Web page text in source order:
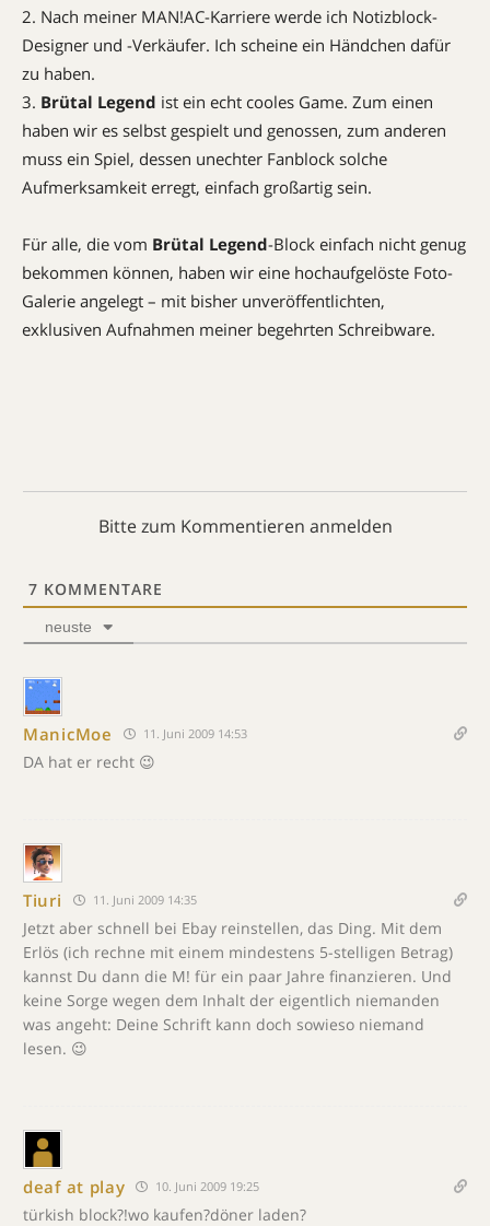
2. Nach meiner MAN!AC-Karriere werde ich Notizblock-
Designer und -Verkäufer. Ich scheine ein Händchen dafür
zu haben.
3. Brütal Legend ist ein echt cooles Game. Zum einen
haben wir es selbst gespielt und genossen, zum anderen
muss ein Spiel, dessen unechter Fanblock solche
Aufmerksamkeit erregt, einfach großartig sein.
Für alle, die vom Brütal Legend-Block einfach nicht genug
bekommen können, haben wir eine hochaufgelöste Foto-
Galerie angelegt – mit bisher unveröffentlichten,
exklusiven Aufnahmen meiner begehrten Schreibware.
Bitte zum Kommentieren anmelden
7 KOMMENTARE
neuste
ManicMoe 11. Juni 2009 14:53
DA hat er recht 😉
Tiuri 11. Juni 2009 14:35
Jetzt aber schnell bei Ebay reinstellen, das Ding. Mit dem
Erlös (ich rechne mit einem mindestens 5-stelligen Betrag)
kannst Du dann die M! für ein paar Jahre finanzieren. Und
keine Sorge wegen dem Inhalt der eigentlich niemanden
was angeht: Deine Schrift kann doch sowieso niemand
lesen. 😉
deaf at play 10. Juni 2009 19:25
türkish block?!wo kaufen?döner laden?